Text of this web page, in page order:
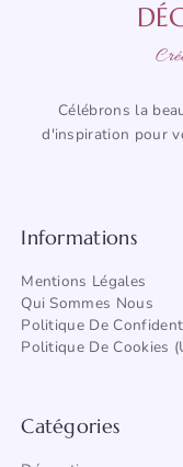
Célébrons la
d'inspiration pour
Informations
Mentions Légales
Qui Sommes Nous
Politique De
Politique De Cookies
Catégories